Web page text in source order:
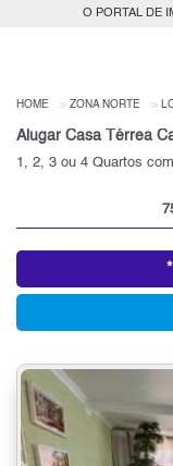
O PORTAL DE
HOME ZONA NORTE
Alugar Casa Térrea
1, 2, 3 ou 4 Quartos